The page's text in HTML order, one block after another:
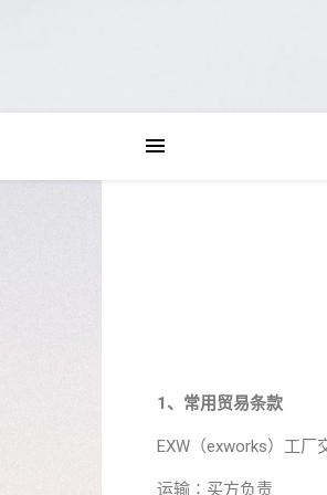
1、常用贸易条款
EXW（exworks）工厂
运输∶买方负责